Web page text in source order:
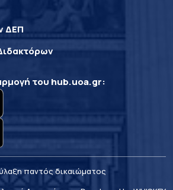
ΔΕΠ
του hub.uoa.gr:
παντός δικαιώματος